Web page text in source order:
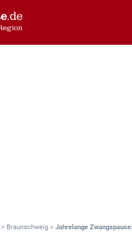
> Braunschweig > Jahrelange